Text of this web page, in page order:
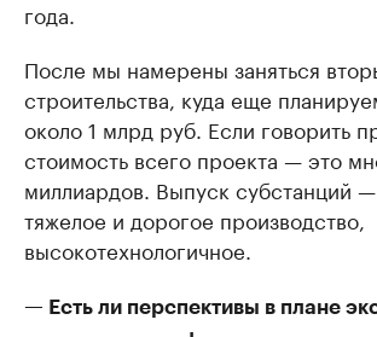
года.
После мы намерены заняться
строительства, куда еще
около 1 млрд руб. Если говорить
стоимость всего проекта — это
миллиардов. Выпуск субстанций
тяжелое и дорогое производство,
высокотехнологичное.
— Есть ли перспективы в плане